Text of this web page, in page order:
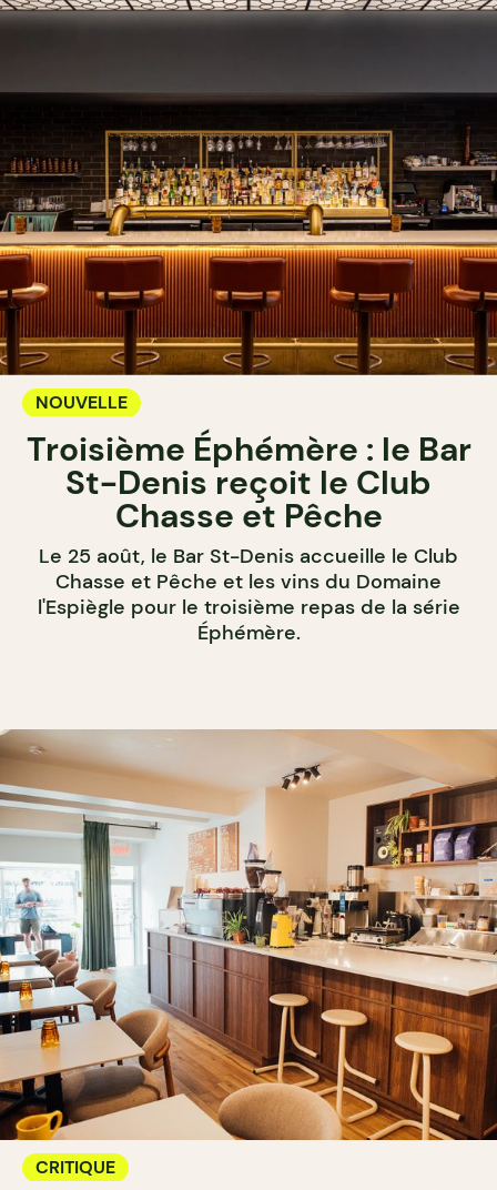
NOUVELLE
Troisième Éphémère : le Bar
St-Denis reçoit le Club
Chasse et Pêche
Le 25 août, le Bar St-Denis accueille le Club
Chasse et Pêche et les vins du Domaine
l'Espiègle pour le troisième repas de la série
Éphémère.
CRITIQUE